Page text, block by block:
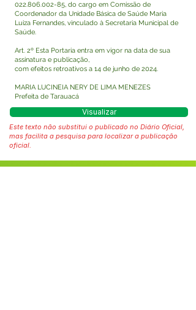
022.806.002-85, do cargo em Comissão de
Coordenador da Unidade Básica de Saúde Maria
Luiza Fernandes, vinculado à Secretaria Municipal de
Saúde.
Art. 2º Esta Portaria entra em vigor na data de sua
assinatura e publicação,
com efeitos retroativos a 14 de junho de 2024.
MARIA LUCINEIA NERY DE LIMA MENEZES
Prefeita de Tarauacá
Visualizar
Este texto não substitui o publicado no Diário Oficial,
mas facilita a pesquisa para localizar a publicação
oficial.